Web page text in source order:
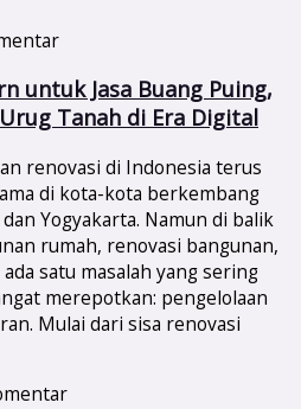
untuk Jasa Buang Puing,
Tanah di Era Digital
renovasi di Indonesia terus
di kota-kota berkembang
Yogyakarta. Namun di balik
rumah, renovasi bangunan,
satu masalah yang sering
merepotkan: pengelolaan
Mulai dari sisa renovasi